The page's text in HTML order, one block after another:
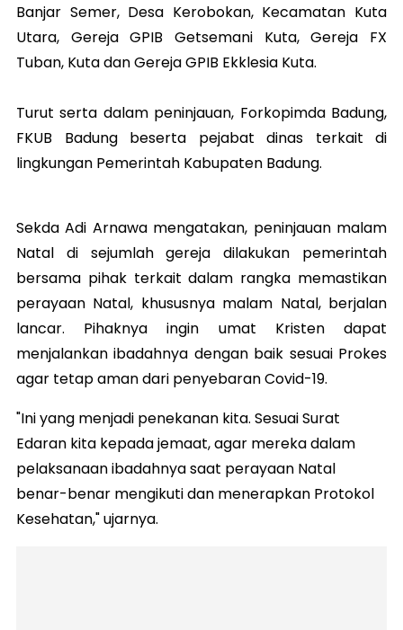
Banjar Semer, Desa Kerobokan, Kecamatan Kuta
Utara, Gereja GPIB Getsemani Kuta, Gereja FX
Tuban, Kuta dan Gereja GPIB Ekklesia Kuta.
Turut serta dalam peninjauan, Forkopimda Badung,
FKUB Badung beserta pejabat dinas terkait di
lingkungan Pemerintah Kabupaten Badung.
Sekda Adi Arnawa mengatakan, peninjauan malam
Natal di sejumlah gereja dilakukan pemerintah
bersama pihak terkait dalam rangka memastikan
perayaan Natal, khususnya malam Natal, berjalan
lancar. Pihaknya ingin umat Kristen dapat
menjalankan ibadahnya dengan baik sesuai Prokes
agar tetap aman dari penyebaran Covid-19.
"Ini yang menjadi penekanan kita. Sesuai Surat
Edaran kita kepada jemaat, agar mereka dalam
pelaksanaan ibadahnya saat perayaan Natal
benar-benar mengikuti dan menerapkan Protokol
Kesehatan," ujarnya.